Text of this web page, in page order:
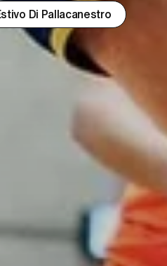
Di Pallacanestro